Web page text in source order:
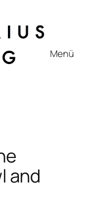
Menü
and